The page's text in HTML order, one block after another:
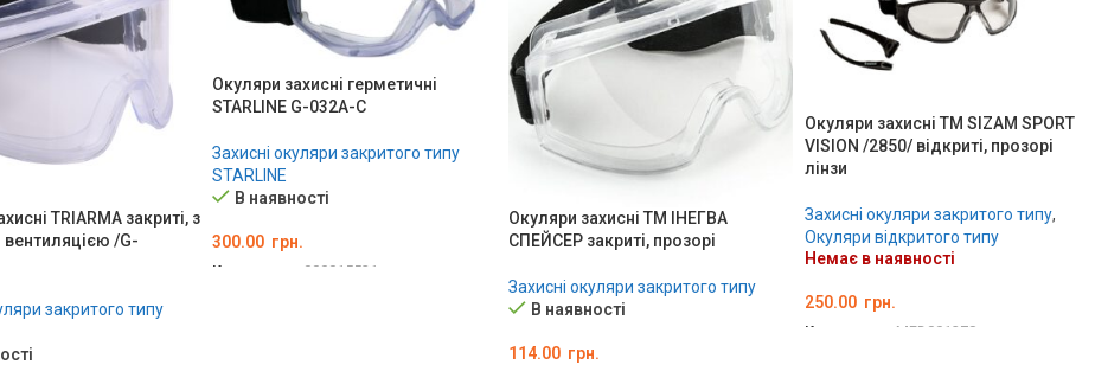
TRIARMA закриті, з
/G-
закритого типу
Окуляри захисні герметичні
STARLINE G-032A-C
Захисні окуляри закритого типу
STARLINE
В наявності
300.00 грн.
Код товару: 000015531
Окуляри захисні ТМ ІНЕГВА
СПЕЙСЕР закриті, прозорі
Захисні окуляри закритого типу
В наявності
114.00 грн.
Окуляри захисні ТМ SIZAM SPORT
VISION /2850/ відкриті, прозорі
лінзи
Захисні окуляри закритого типу,
Окуляри відкритого типу
Немає в наявності
250.00 грн.
Код товару: MED001278